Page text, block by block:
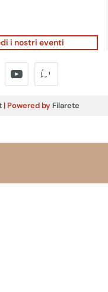
i nostri eventi
| Powered by Filarete